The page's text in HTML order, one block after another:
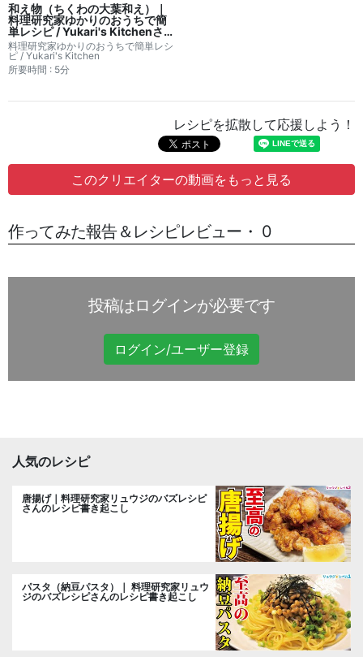
和え物（ちくわの大葉和え）｜
料理研究家ゆかりのおうちで簡
単レシピ / Yukari's Kitchenさ
んのレシピ書き起こし
料理研究家ゆかりのおうちで簡単レシ
ピ / Yukari's Kitchen
所要時間 : 5分
レシピを拡散して応援しよう！
このクリエイターの動画をもっと見る
作ってみた報告＆レシピレビュー・ 0
投稿はログインが必要です
ログイン/ユーザー登録
人気のレシピ
唐揚げ｜料理研究家リュウジのバズレシピ
さんのレシピ書き起こし
パスタ（納豆パスタ）｜ 料理研究家リュウ
ジのバズレシピさんのレシピ書き起こし